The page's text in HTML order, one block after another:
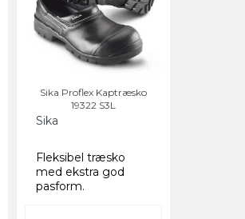
Sika Proflex Kaptræsko
19322 S3L
Sika
Fleksibel træsko
med ekstra god
pasform.